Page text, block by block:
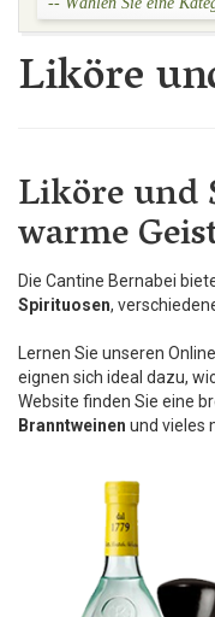
Liköre
Liköre und
warme
Die Cantine Bernabei
Spirituosen,
Lernen Sie unseren
eignen sich ideal dazu,
Website finden Sie eine
Branntweinen und vieles